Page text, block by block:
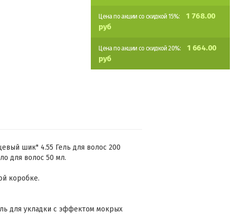
Цена по акции со скидкой 15%:
1 768.00
руб
Цена по акции со скидкой 20%:
1 664.00
руб
шик" 4.55 Гель для волос 200
для волос 50 мл.
коробке.
для укладки с эффектом мокрых